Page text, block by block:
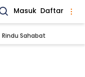
Masuk Daftar
Rindu Sahabat